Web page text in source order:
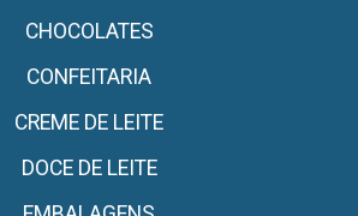
CHOCOLATES
CONFEITARIA
CREME DE LEITE
DOCE DE LEITE